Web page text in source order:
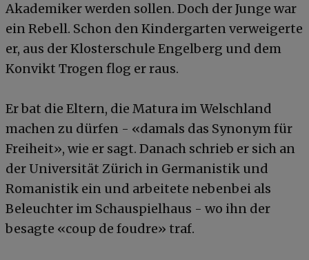
Akademiker werden sollen. Doch der Junge war
ein Rebell. Schon den Kindergarten verweigerte
er, aus der Klosterschule Engelberg und dem
Konvikt Trogen flog er raus.
Er bat die Eltern, die Matura im Welschland
machen zu dürfen - «damals das Synonym für
Freiheit», wie er sagt. Danach schrieb er sich an
der Universität Zürich in Germanistik und
Romanistik ein und arbeitete nebenbei als
Beleuchter im Schauspielhaus - wo ihn der
besagte «coup de foudre» traf.